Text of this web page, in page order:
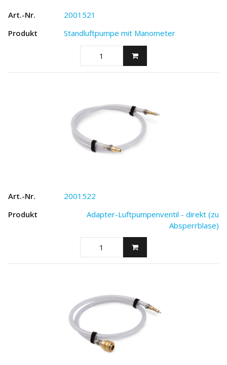
2001521
Standluftpumpe mit Manometer
2001522
Adapter-Luftpumpenventil - direkt (zu
Absperrblase)